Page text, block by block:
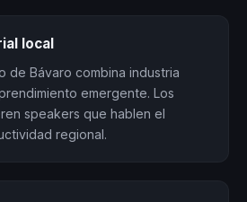
local
de Bávaro combina industria
emergente. Los
speakers que hablen el
regional.